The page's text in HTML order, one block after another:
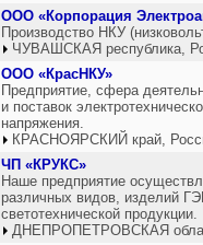
ООО «Корпорация
Производство НКУ
ЧУВАШСКАЯ республика,
ООО «КрасНКУ»
Предприятие, сфера
и поставок
напряжения.
КРАСНОЯРСКИЙ край,
ЧП «КРУКС»
Наше предприятие
различных видов, изделий
светотехнической продукции.
ДНЕПРОПЕТРОВСКАЯ